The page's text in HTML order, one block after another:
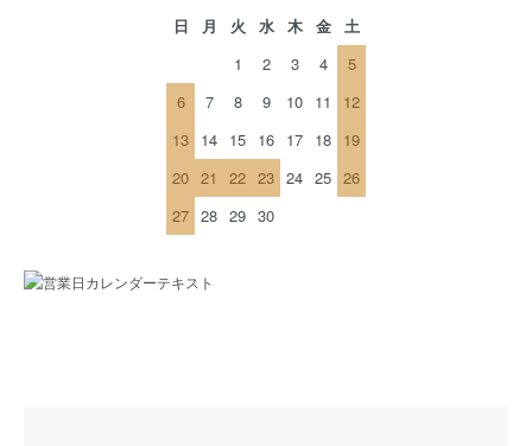
日 月 火 水 木 金
土
1
2 3 4
5
6
7 8 9 10 11
12
13 14 15 16 17 18 19
20 21 22 23 24 25 26
27 28 29 30